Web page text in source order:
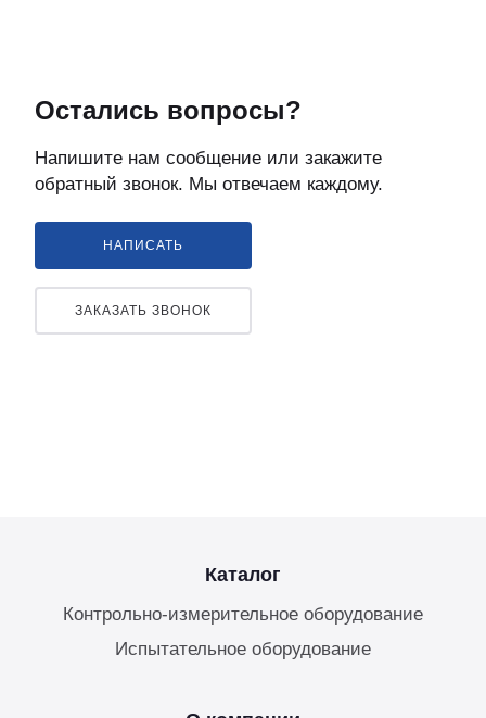
Остались вопросы?
Напишите нам сообщение или закажите
обратный звонок. Мы отвечаем каждому.
НАПИСАТЬ
ЗАКАЗАТЬ ЗВОНОК
Каталог
Контрольно-измерительное оборудование
Испытательное оборудование